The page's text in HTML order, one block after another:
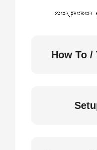
အမေးများသေ
How To